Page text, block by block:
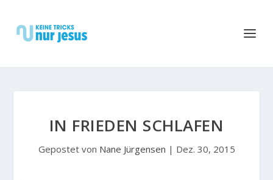
IN FRIEDEN SCHLAFEN
Gepostet von Nane Jürgensen | Dez. 30, 2015